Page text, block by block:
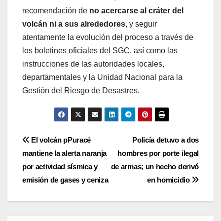
recomendación de no acercarse al cráter del
volcán ni a sus alrededores, y seguir
atentamente la evolución del proceso a través de
los boletines oficiales del SGC, así como las
instrucciones de las autoridades locales,
departamentales y la Unidad Nacional para la
Gestión del Riesgo de Desastres.
Navegación
de
entradas
Policía detuvo a dos
hombres por porte ilegal
de armas; un hecho derivó
en homicidio
El volcán pPuracé
mantiene la alerta naranja
por actividad sísmica y
emisión de gases y ceniza